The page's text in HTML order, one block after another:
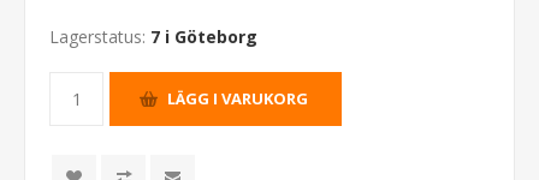
Lagerstatus: 7 i Göteborg